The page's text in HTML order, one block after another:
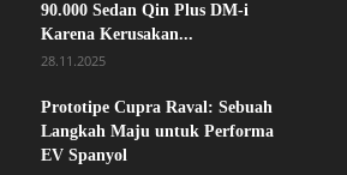
90.000 Sedan Qin Plus DM-i
Karena Kerusakan...
28.11.2025
Prototipe Cupra Raval: Sebuah
Langkah Maju untuk Performa
EV Spanyol